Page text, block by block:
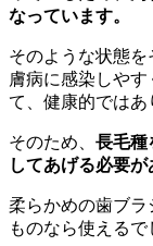
なっています。
そのような状態
膚病に感染しや
て、健康的ではあ
そのため、 長毛種
してあげる必要が
柔らかめの歯ブ
ものなら使えるで